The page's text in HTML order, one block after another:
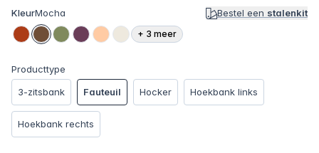
KleurMocha Bestel een stalenkit
+ 3 meer
Producttype
3-zitsbank
Fauteuil Hocker Hoekbank links
Hoekbank rechts